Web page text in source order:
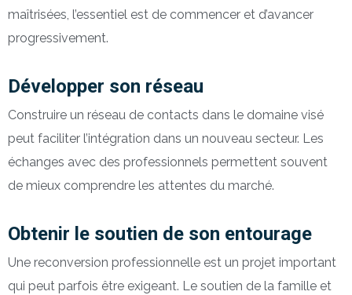
maîtrisées, l’essentiel est de commencer et d’avancer
progressivement.
Développer son réseau
Construire un réseau de contacts dans le domaine visé
peut faciliter l’intégration dans un nouveau secteur. Les
échanges avec des professionnels permettent souvent
de mieux comprendre les attentes du marché.
Obtenir le soutien de son entourage
Une reconversion professionnelle est un projet important
qui peut parfois être exigeant. Le soutien de la famille et